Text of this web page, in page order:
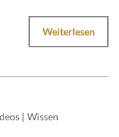
Weiterlesen
| Wissen